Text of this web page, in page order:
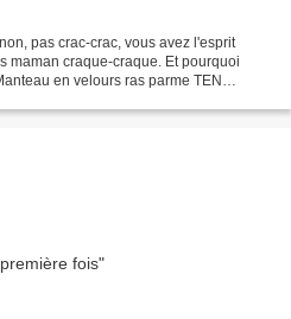
pas crac-crac, vous avez l'esprit
maman craque-craque. Et pourquoi
en velours ras parme TEN